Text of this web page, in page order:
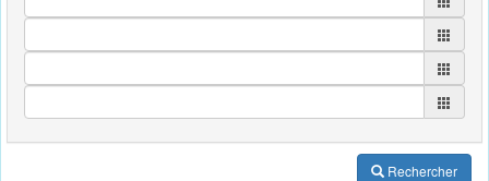
Rechercher